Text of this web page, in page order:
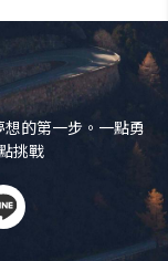
的第一步。一點勇
挑戰